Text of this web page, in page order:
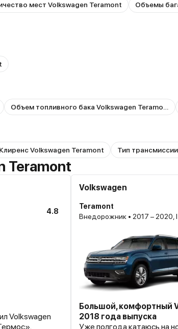
мест Volkswagen Teramont
Объемы
Объем топливного бака Volkswagen Teramont
Клиренс Volkswagen Teramont Тип
Teramont
4.8
Volkswagen
Volkswagen
Teramont
Внедорожник • 2017 – 2020, I
Большой, комфортный
2018 года выпуска
Уже полгода катаюсь на